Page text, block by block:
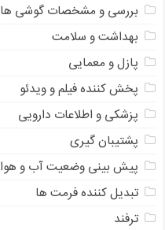
بررسی و مشخصات گوشی ها
بهداشت و سلامت
پازل و معمایی
پخش کننده فیلم و ویدئو
پزشکی و اطلاعات دارویی
پشتیبان گیری
پیش بینی وضعیت آب و هوا
تبدیل کننده فرمت ها
ترفند